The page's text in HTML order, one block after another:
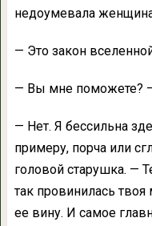
недоумевала
— Это закон
— Вы мне поможете?
— Нет. Я бессильна
примеру, порча или
головой старушка. —
так провинилась твоя
ее вину. И самое